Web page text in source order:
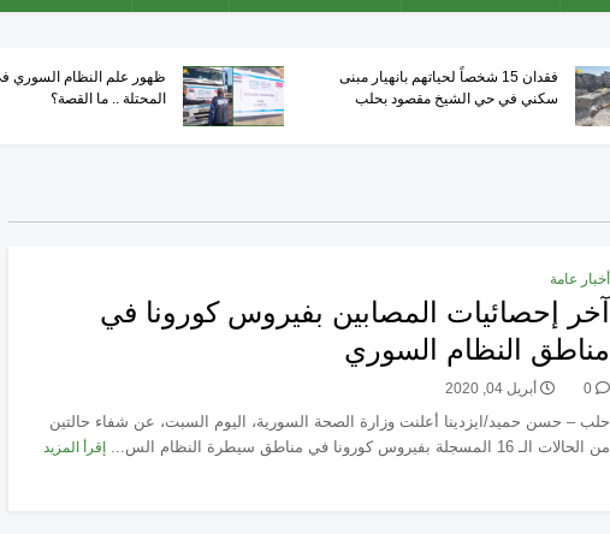
فقدان 15 شخصاً لحياتهم بانهيار مبنى
سكني في حي الشيخ مقصود بحلب
ظهور علم النظام السوري
المحتلة .. ما القصة؟
أخبار عامة
آخر إحصائيات المصابين بفيروس كورونا في
مناطق النظام السوري
0 أبريل 04, 2020
حلب – حسن حميد/ايزدينا أعلنت وزارة الصحة السورية، اليوم السبت، عن شفاء حالتين
من الحالات الـ 16 المسجلة بفيروس كورونا في مناطق سيطرة النظام الس...
إقرأ المزيد